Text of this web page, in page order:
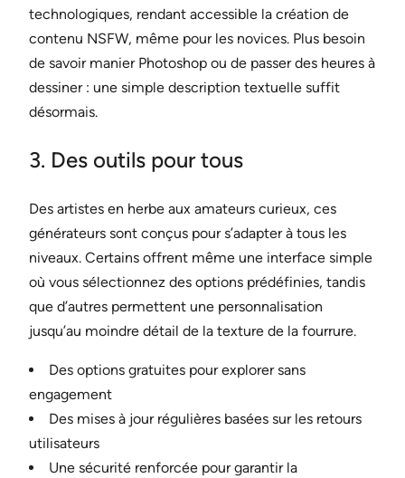
technologiques, rendant accessible la création de
contenu NSFW, même pour les novices. Plus besoin
de savoir manier Photoshop ou de passer des heures à
dessiner : une simple description textuelle suffit
désormais.
3. Des outils pour tous
Des artistes en herbe aux amateurs curieux, ces
générateurs sont conçus pour s’adapter à tous les
niveaux. Certains offrent même une interface simple
où vous sélectionnez des options prédéfinies, tandis
que d’autres permettent une personnalisation
jusqu’au moindre détail de la texture de la fourrure.
Des options gratuites pour explorer sans
engagement
Des mises à jour régulières basées sur les retours
utilisateurs
Une sécurité renforcée pour garantir la